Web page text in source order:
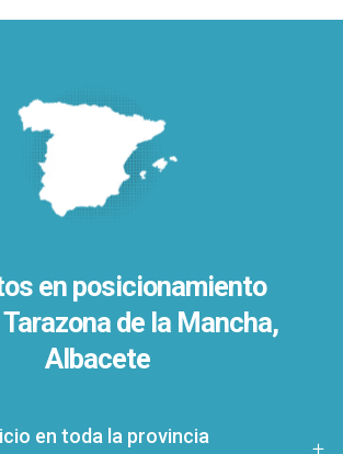
en posicionamiento
de la Mancha,
Albacete
en toda la provincia